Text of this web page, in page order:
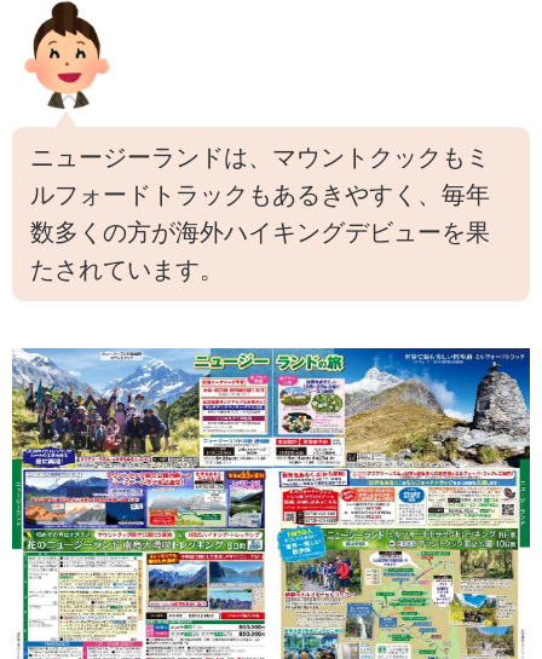
いただきます！
＜登山初級A＞『はじめてのスイ
スアルプストレッキング１０日
間』２つの絶景展望ホテル とユン
モンブランの名峰絶景スポット
＜登山初級A＞『はじめてのスイ
スアルプストレッキング１０日
間』２つの絶景展望ホテル とユン
グフラウ三山・マッターホルン・
モ...
ニュージーランドは、マウントクックもミ
ルフォードトラックもあるきやすく、毎年
数多くの方が海外ハイキングデビューを果
たされています。